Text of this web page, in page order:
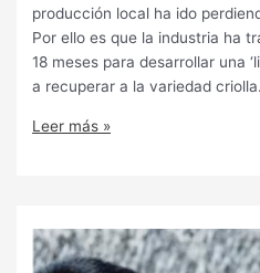
producción local ha ido
Por ello es que la industria ha
18 meses para desarrollar una
a recuperar a la variedad criolla.
Leer más »